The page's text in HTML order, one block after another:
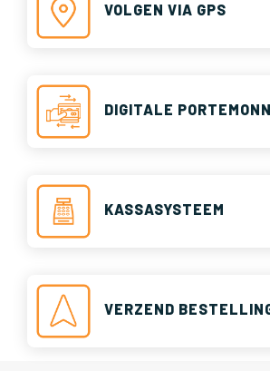
VOLGEN VIA GPS
DIGITALE
KASSASYSTEEM
VERZEND